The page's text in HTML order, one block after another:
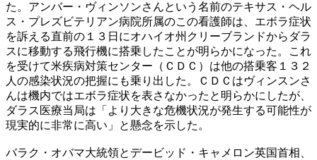
た。アンバー・ヴィンソンさんという名前のテキサス・ヘル
ス・プレズビテリアン病院所属のこの看護師は、エボラ症状
を訴える直前の１３日にオハイオ州クリーブランドからダラ
スに移動する飛行機に搭乗したことが明らかになった。これ
を受けて米疾病対策センター（ＣＤＣ）は他の搭乗客１３２
人の感染状況の把握にも乗り出した。ＣＤＣはヴィンスンさ
んは機内ではエボラ症状を表さなかったと明らかにしたが、
ダラス医療当局は「より大きな危機状況が発生する可能性が
現実的に非常に高い」と懸念を示した。
バラク・オバマ大統領とデービッド・キャメロン英国首相、